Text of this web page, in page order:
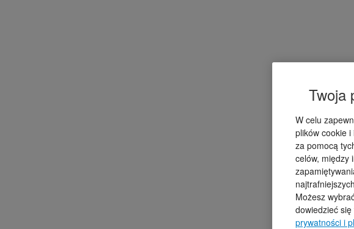
Twoja
W celu
plików cookie
za pomocą
celów, między
Możesz
dowiedzieć
prywatności i